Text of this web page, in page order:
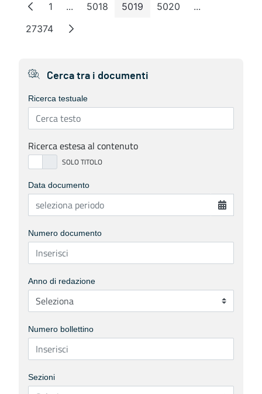
Pagina
1 ...Pagine intermedie
Pagina
5018 Pagina
5019 Pagina
5020 ...Pagine
Pagina
27374
Cerca tra i documenti
Ricerca testuale
Ricerca estesa al contenuto
Data documento
Numero documento
Anno di redazione
Numero bollettino
Sezioni